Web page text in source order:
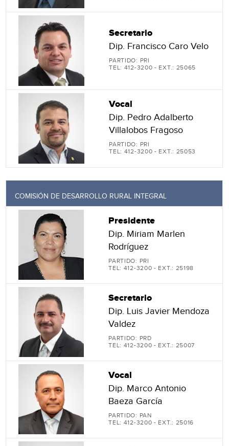
Secretario
Dip. Francisco Caro Velo
PARTIDO: PRI
TEL: 412-3200 - EXT.: 25065
Vocal
Dip. Pedro Adalberto
Villalobos Fragoso
PARTIDO: PRI
TEL: 412-3200 - EXT.: 25053
COMISIÓN DE DESARROLLO RURAL INTEGRAL
Presidente
Dip. Miriam Marlen
Rodríguez
PARTIDO: PRI
TEL: 412-3200 - EXT.: 25198
Secretario
Dip. Luis Javier Mendoza
Valdez
PARTIDO: PRD
TEL: 412-3200 - EXT.: 25007
Vocal
Dip. Marco Antonio
Baeza García
PARTIDO: PAN
TEL: 412-3200 - EXT.: 25016